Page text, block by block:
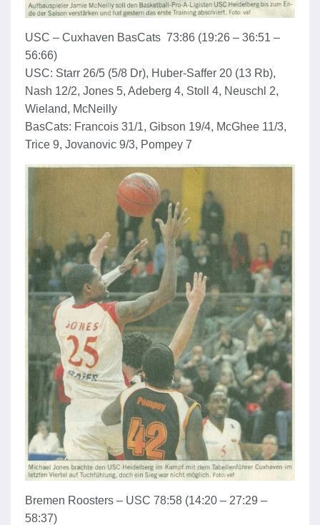
USC – Cuxhaven BasCats 73:86 (19:26 – 36:51 –
56:66)
USC: Starr 26/5 (5/8 Dr), Huber-Saffer 20 (13 Rb),
Nash 12/2, Jones 5, Adeberg 4, Stoll 4, Neuschl 2,
Wieland, McNeilly
BasCats: Francois 31/1, Gibson 19/4, McGhee 11/3,
Trice 9, Jovanovic 9/3, Pompey 7
Bremen Roosters – USC 78:58 (14:20 – 27:29 –
58:37)